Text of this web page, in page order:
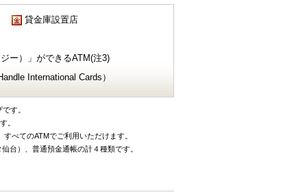
貸金庫設置店
ー）」ができるATM(注3)
International Cards）
す。
。
べてのATMでご利用いただけます。
台）、普通預金通帳の計４種類です。